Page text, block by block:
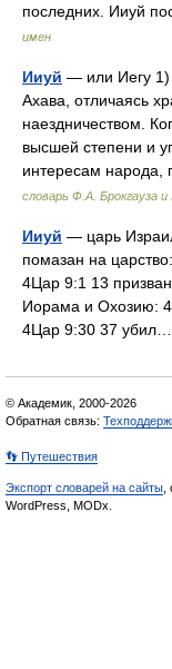
последних. Ииуй
имен
Ииуй — или Иегу 1)
Ахава, отличаясь
наездничеством.
высшей степени и
интересам
словарь Ф.А. Брокгауза
Ииуй — царь
помазан на
4Цар 9:1 13
Иорама и Охозию:
4Цар 9:30 37
© Академик, 2000-2026
Обратная связь:
👣 Путешествия
Экспорт словарей на сайты
WordPress, MODx.